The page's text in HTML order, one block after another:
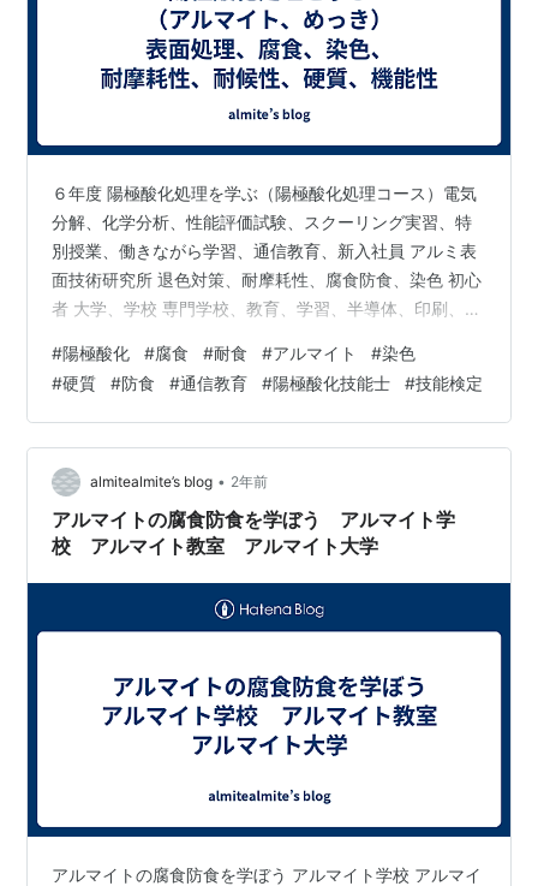
６年度 陽極酸化処理を学ぶ（陽極酸化処理コース）電気
分解、化学分析、性能評価試験、スクーリング実習、特
別授業、働きながら学習、通信教育、新入社員 アルミ表
面技術研究所 退色対策、耐摩耗性、腐食防食、染色 初心
者 大学、学校 専門学校、教育、学習、半導体、印刷、
航空分野、塗装、外装、アルミニウム陽極酸化処理技能
士、技能検定 www.apajapan.org
#陽極酸化 #腐食 #耐食 #アルマイト #染色
#硬質 #防食 #通信教育 #陽極酸化技能士 #技能検定
almitealmite’s blog • 2年前
アルマイトの腐食防食を学ぼう アルマイト学
校 アルマイト教室 アルマイト大学
アルマイトの腐食防食を学ぼう アルマイト学校 アルマイ